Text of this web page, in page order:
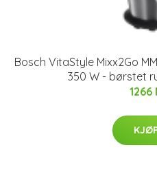
Bosch VitaStyle Mixx2Go
350 W - børstet
1266